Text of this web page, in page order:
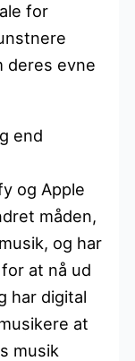
for
deres evne
end
og Apple
måden,
og har
at nå ud
har digital
at
musik